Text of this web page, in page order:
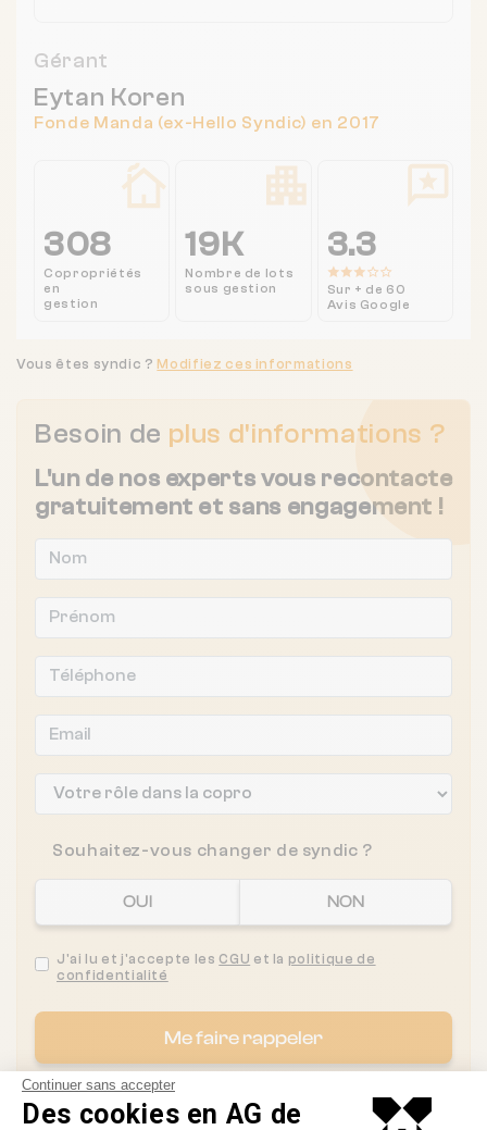
Continuer sans accepter
Des cookies en AG de
Gérant
Eytan Koren
Fonde Manda (ex-Hello Syndic) en 2017
308
Copropriétés
en
gestion
19K
Nombre de lots
sous gestion
3.3
Sur + de 60
Avis Google
Besoin de plus d'informations ?
L'un de nos experts vous recontacte
gratuitement et sans engagement !
Souhaitez-vous changer de syndic ?
OUI NON
J'ai lu et j'accepte les CGU et la politique de
confidentialité
Me faire rappeler
Vous êtes syndic ? Modifiez ces informations